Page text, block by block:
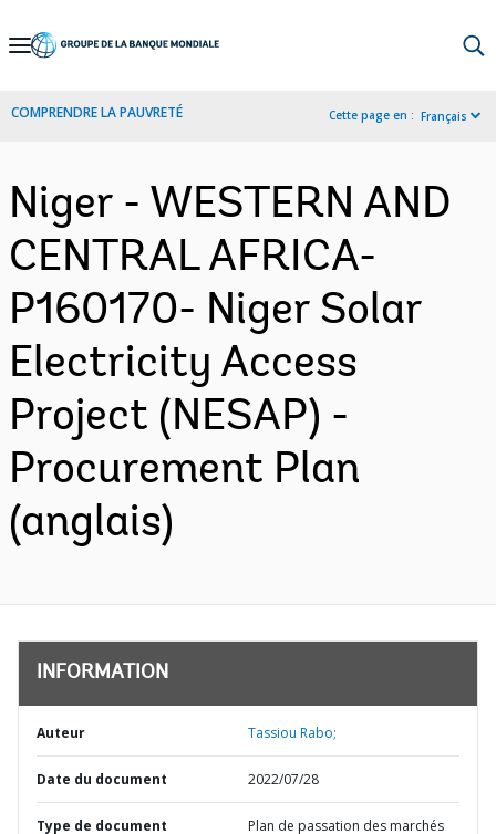
Skip
Navigation
COMPRENDRE LA PAUVRETÉ Cette page en : Français
Niger - WESTERN AND
CENTRAL AFRICA-
P160170- Niger Solar
Electricity Access
Project (NESAP) -
Procurement Plan
(anglais)
INFORMATION
Auteur Tassiou Rabo;
Date du document 2022/07/28
Type de document Plan de passation des marchés